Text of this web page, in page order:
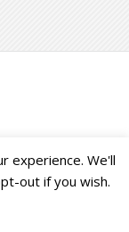
Back to Top ↑
experience. We'll
out if you wish.